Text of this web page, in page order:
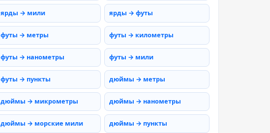
ярды → мили ярды → футы
футы → метры футы → километры
футы → нанометры футы → мили
футы → пункты дюймы → метры
дюймы → микрометры дюймы → нанометры
дюймы → морские мили дюймы → пункты